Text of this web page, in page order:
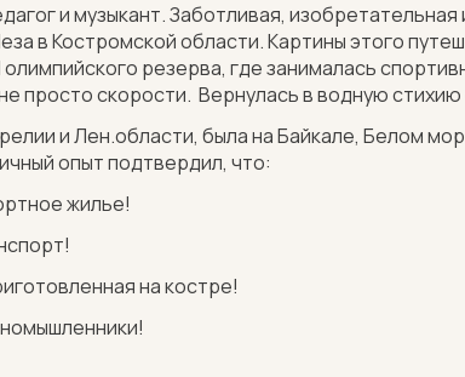
и музыкант. Заботливая,
в Костромской области. Картины этого
резерва, где занималась
просто скорости. Вернулась в водную
и Лен.области, была на Байкале, Белом
опыт подтвердил, что:
жилье!
на костре!